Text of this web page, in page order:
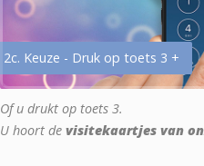
2c. Keuze - Druk op toets 3 +
Of u drukt op toets 3.
U hoort de visitekaartjes van